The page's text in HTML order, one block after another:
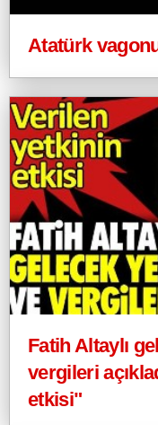
Atatürk
Fatih Altaylı
vergileri
etkisi"